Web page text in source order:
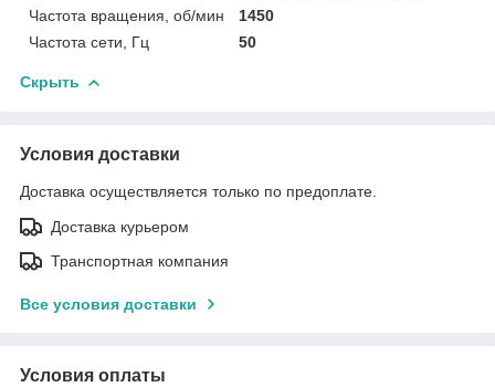
Частота вращения, об/мин
1450
Частота сети, Гц
50
Скрыть
Условия доставки
Доставка осуществляется только по предоплате.
Доставка курьером
Транспортная компания
Все условия доставки
Условия оплаты